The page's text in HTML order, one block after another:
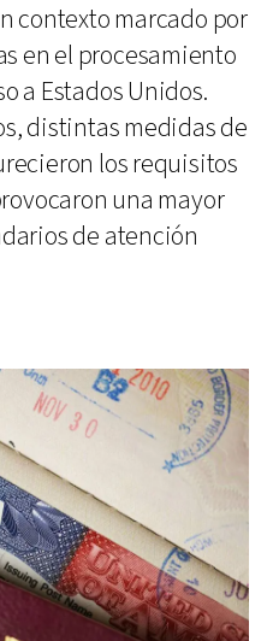
contexto marcado por
en el procesamiento
a Estados Unidos.
distintas medidas de
los requisitos
una mayor
de atención